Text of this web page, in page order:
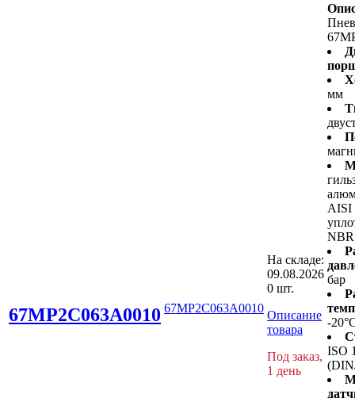
67MP2C063A0010 67MP2C063A0010
На складе:
09.08.2026
0 шт.
Описание
товара
Под заказ,
1 день
мм
AISI
NBR
бар
-
ISO